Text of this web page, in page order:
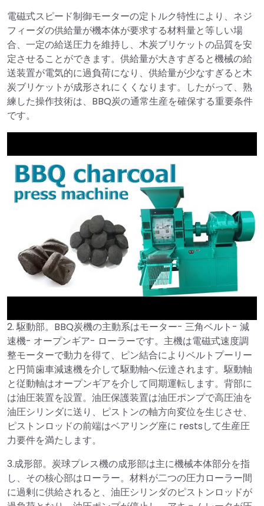
電磁式スピード制御モーターの定トルク特性により、ネジ
フィーダの供給量が機本体が要求する材料量と等しい場
合、一定の給送圧力を維持し、木炭ブリケットの品質を安
定させることができます。供給量が大きすぎると機械の給
送装置が電気的に過負荷になり、供給量が少なすぎると木
炭ブリケットが成形されにくくなります。したがって、熟
練した操作技術は、BBQ炭の通常生産を確保する重要条件
です。
►
2. 駆動部。BBQ炭機の主動系はモーター- 三角ベルト- 減
速機- オープンギア- ローラーです。主機は電磁式速度調
整モーターで動力を得て、ピン結合によりベルトプーリー
と円筒歯車減速機を介して駆動軸へ伝達されます。駆動軸
と従動軸はオープンギアを介して同期運転します。背部に
は油圧装置を設置。油圧保護装置は油圧ポンプで高圧油を
油圧シリンダに送り、ピストンの軸方向変位を生じさせ、
ピストンロッドの前端はベアリング座に restsして生産圧
力要件を満たします。
3.成形部。炭球プレス機の成形部は主に機械本体部分を指
し、その核心部はローラー。材料が二つの圧力ローラー間
に過剰に供給されると、油圧シリンダのピストンロッドが